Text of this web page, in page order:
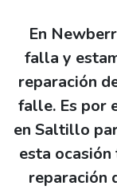
En
falla y
reparación
falle. Es por
en Saltillo
esta
reparación